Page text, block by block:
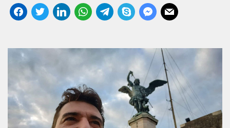
facebooktwitter linkedinwhatsapptelegramskype messenger
mail